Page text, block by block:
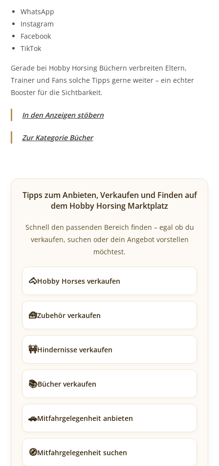
WhatsApp
Instagram
Facebook
TikTok
Gerade bei Hobby Horsing Büchern verbreiten Eltern,
Trainer und Fans solche Tipps gerne weiter – ein echter
Booster für die Sichtbarkeit.
In den Anzeigen stöbern
Zur Kategorie Bücher
Tipps zum Anbieten, Verkaufen und Finden auf
dem Hobby Horsing Marktplatz
Schnell den passenden Bereich finden – egal ob du
verkaufen, suchen oder dein Angebot vorstellen
möchtest.
🐴Hobby Horses verkaufen
🧰Zubehör verkaufen
🚧Hindernisse verkaufen
📚Bücher verkaufen
🚗Mitfahrgelegenheit anbieten
🧭Mitfahrgelegenheit suchen